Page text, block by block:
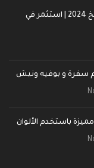
أفكار مبتكرة لتصميم الـ مطابخ 2024 | استثمر في
باستخدم الألوان